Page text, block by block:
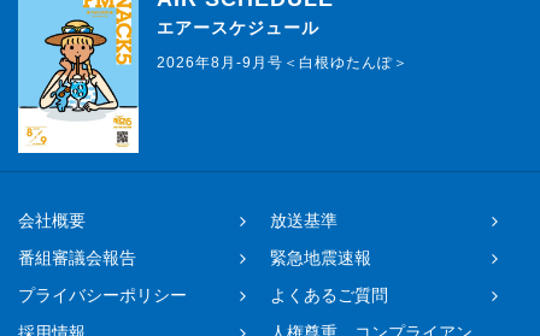
エアースケジュール
2026年8月-9月号＜白根ゆたんぽ＞
会社概要
放送基準
番組審議会報告
緊急地震速報
プライバシーポリシー
よくあるご質問